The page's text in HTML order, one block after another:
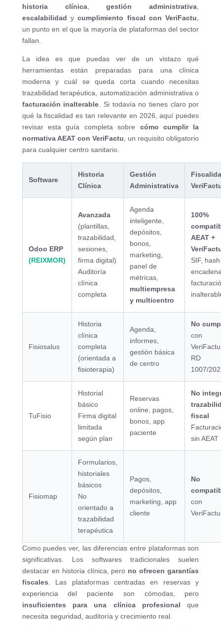
historia clínica,gestión administrativa,
escalabilidad ycumplimiento fiscal con VeriFactu,
un punto en el que la mayoría de plataformas del sector
fallan.
La idea es que puedas ver de un vistazo qué
herramientas están preparadas para una clínica
moderna y cuál se queda corta cuando necesitas
trazabilidad terapéutica, automatización administrativa o
facturación inalterable. Si todavía no tienes claro por
qué la fiscalidad es tan relevante en 2026, aquí puedes
revisar esta guía completa sobre cómo cumplir la
normativa AEAT con VeriFactu, un requisito obligatorio
para cualquier centro sanitario.
Software
Historia
Clínica
Gestión
Administrativa
Odoo ERP
(REIXMOR)
Avanzada
(plantillas,
trazabilidad,
sesiones,
firma digital)
Auditoría
clínica
completa
Agenda
inteligente,
depósitos,
bonos,
marketing,
panel de
métricas,
multiempresa
y multicentro
100%
AEAT +
SIF, hash
Fisiosalus
Historia
clínica
completa
(orientada a
fisioterapia)
Agenda,
informes,
gestión básica
de centro
No
con
RD
1007/
TuFisio
Historial
básico
Firma digital
limitada
según plan
Reservas
online, pagos,
bonos, app
paciente
No
fiscal
sin AEAT
Fisiomap
Formularios,
historiales
básicos
No
orientado a
trazabilidad
terapéutica
Pagos,
depósitos,
marketing, app
cliente
No
con
VeriFactu
Como puedes ver, las diferencias entre plataformas son
significativas. Los softwares tradicionales suelen
destacar en historia clínica, pero no ofrecen garantías
fiscales. Las plataformas centradas en reservas y
experiencia del paciente son cómodas, pero
insuficientes para una clínica profesional que
necesita seguridad, auditoría y crecimiento real.